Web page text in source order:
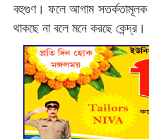
বহুগুণ। ফলে আগাম সতর্কতামূলক
থাকছে না বলে মনে করছে কেন্দ্র।